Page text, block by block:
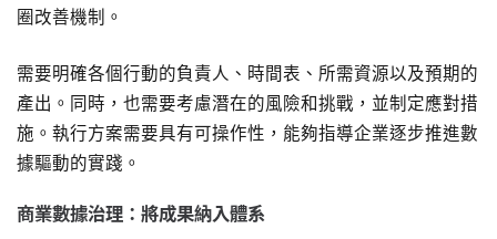
圈改善機制。
需要明確各個行動的負責人、時間表、所需資源以及預期的
產出。同時，也需要考慮潛在的風險和挑戰，並制定應對措
施。執行方案需要具有可操作性，能夠指導企業逐步推進數
據驅動的實踐。
商業數據治理：將成果納入體系